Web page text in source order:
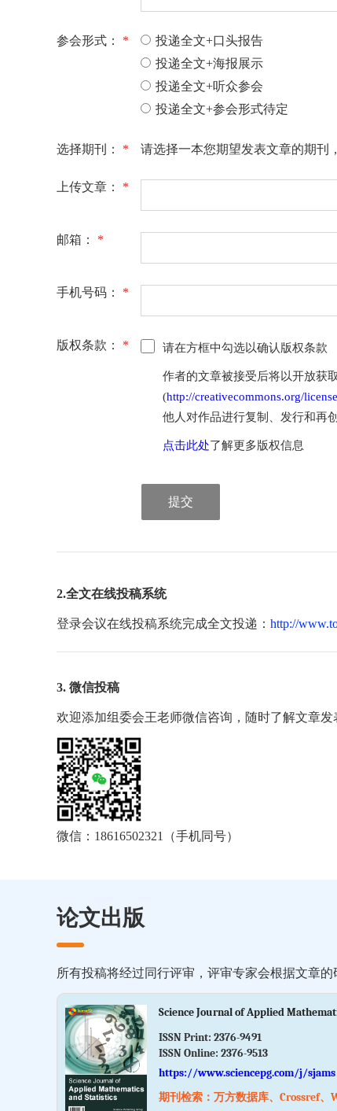
参会形式： *
投递全文+口头报告
投递全文+海报展示
投递全文+听众参会
投递全文+参会形式待定
选择期刊： * 请选择一本您期望发表文章的期刊，
上传文章： *
邮箱： *
手机号码： *
版权条款： * 请在方框中勾选以确认版权条款
作者的文章被接受后将以开放获
(http://creativecommons.org/
他人对作品进行复制、发行和再
点击此处了解更多版权信息
提交
2.全文在线投稿系统
登录会议在线投稿系统完成全文投递： http://
3. 微信投稿
欢迎添加组委会王老师微信咨询，随时了解文章发
微信：18616502321（手机同号）
论文出版
所有投稿将经过同行评审，评审专家会根据文章
Science Journal of Applied
ISSN Print: 2376-9491
ISSN Online: 2376-9513
https://www.sciencepg.com/j/sjams
期刊检索：万方数据库、Crossref、